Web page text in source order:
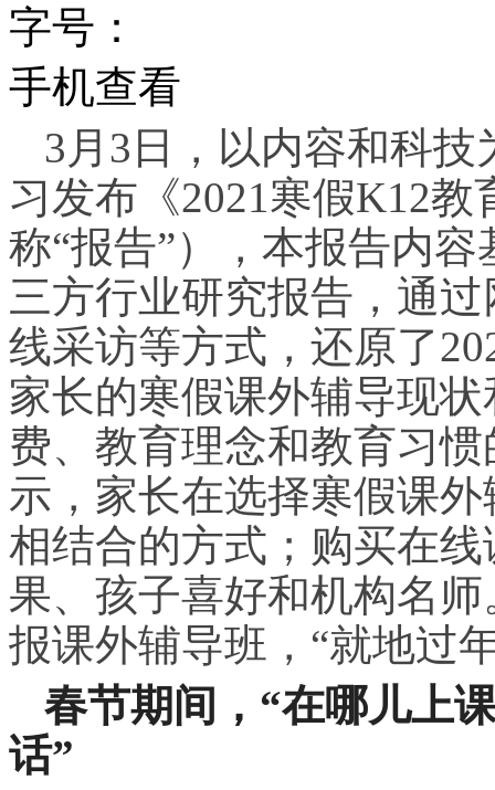
字号：
手机查看
3月3日，以内容和科
习发布《2021寒假K12
称“报告”），本报告内
三方行业研究报告，通
线采访等方式，还原了
家长的寒假课外辅导现
费、教育理念和教育习
示，家长在选择寒假课
相结合的方式；购买在
果、孩子喜好和机构名
报课外辅导班，“就地过
春节期间， “在哪儿上
话”